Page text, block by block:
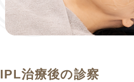
IPL治療後の診察